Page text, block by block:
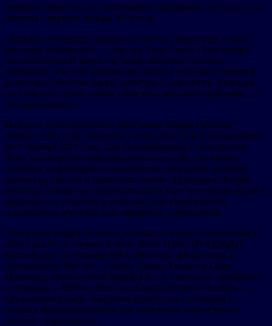
набором общее число стипендиатов программы достигло 514,
начиная с первого набора 2018 года.
«Каждый стипендиат привносит нечто уникальное в наше
растущее сообщество, — считает Тина Силиг (Tina Seelig),
исполнительный директор Knight-Hennessy Scholars. —
Наблюдать, как они налаживают связи и получают знания в
различных областях науки, культуры и идеологии, развивая
способность решать самые серьезные мировые проблемы, —
это вдохновляет».
Набор на стипендиальную программу Knight-Hennessy
Scholars 2025 года откроется 1 июня 2024 года и продолжится
до 9 октября 2024 года. Для потенциальных стипендиатов
будут проводиться информационные сессии, где можно
получить информацию о сообществе, программе развития
лидерских качеств и процедуре приема. Программа Knight-
Hennessy Scholars не предусматривает квот или ограничений в
зависимости от региона, колледжа или университета,
направления обучения или карьерных устремлений.
Программа Knight-Hennessy Scholars, впервые объявленная в
2016 году, была названа в честь Фила Найта (Phil Knight),
выпускника программы MBA 1962 года, филантропа и
соучредителя Nike Inc., а также Джона Хеннесси (John
Hennessy), председателя Alphabet Inc. и почетного президента
Стэнфорда с 2000 по 2016 год. Knight-Hennessy Scholars —
крупнейшая в мире общеуниверситетская стипендия с
полным финансированием для получения законченного
высшего образования.